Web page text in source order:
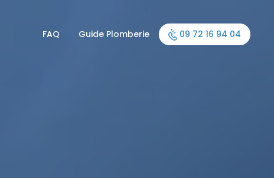
FAQ Guide Plomberie 09 72 16 94 04